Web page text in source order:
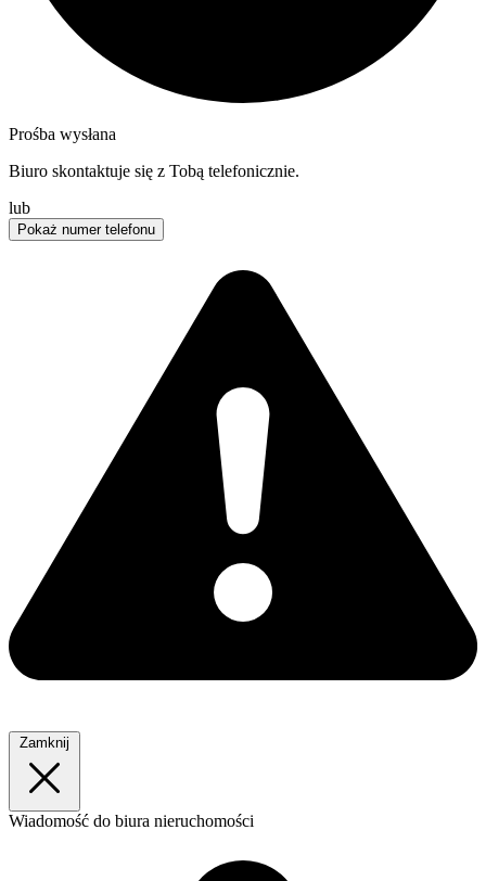
Prośba wysłana
Biuro skontaktuje się z Tobą telefonicznie.
lub
Pokaż numer telefonu
Zamknij
Wiadomość do biura nieruchomości